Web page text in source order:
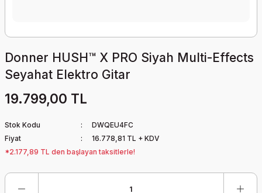
Donner HUSH™ X PRO Siyah Multi-Effects
Seyahat Elektro Gitar
19.799,00 TL
Stok Kodu
DWQEU4FC
Fiyat
16.778,81 TL + KDV
*2.177,89 TL den başlayan taksitlerle!